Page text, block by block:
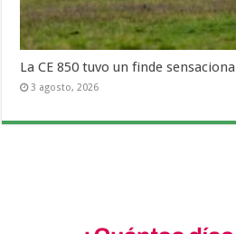
La CE 850 tuvo un finde sensacional
3 agosto, 2026